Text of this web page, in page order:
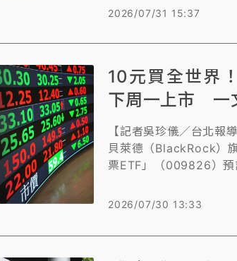
推論需求，並已簽下首
2026/07/31 15:37
10元買全世界
下周一上市 一
【記者吳珍儀／台北報
貝萊德（BlackRock）
票ETF」（009826）
及小型股，並採不配息
2026/07/30 13:33